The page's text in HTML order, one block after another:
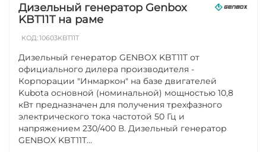
Дизельный генератор Genbox
KBT11T на раме
КОД:10603KBT11T
Дизельный генератор GENBOX KBT11T от
официального дилера производителя -
Корпорации "Инмаркон" на базе двигателей
Kubota основной (номинальной) мощностью 10,8
кВт предназначен для получения трехфазного
электрического тока частотой 50 Гц и
напряжением 230/400 В. Дизельный генератор
GENBOX KBT11T...